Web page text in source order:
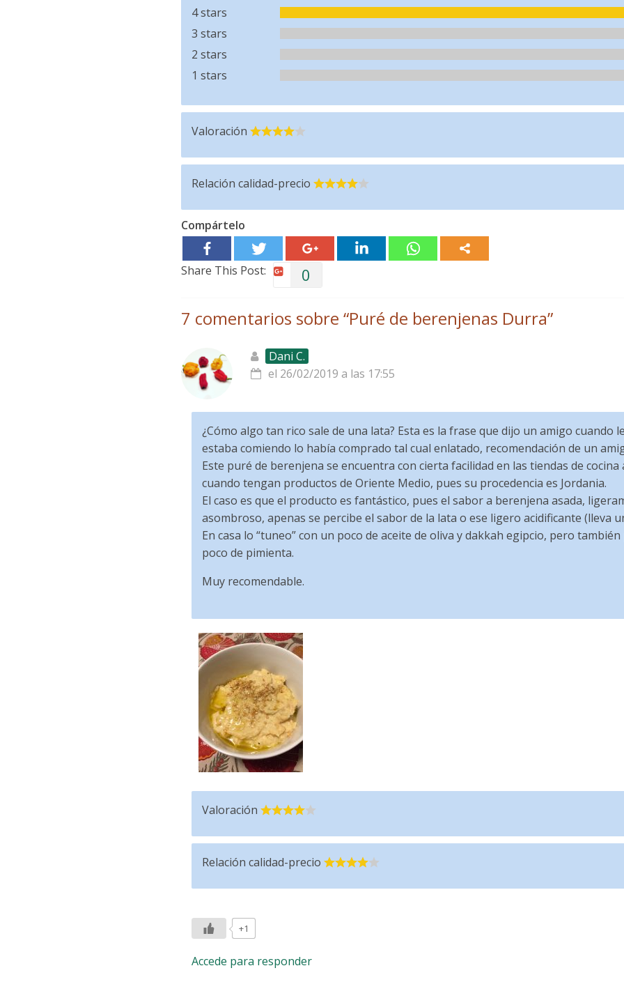
4 stars
3 stars
2 stars
1 stars
Valoración
Relación calidad-precio
Compártelo
Share This Post: 0
7 comentarios sobre “Puré de berenjenas Durra”
Dani C.
el 26/02/2019 a las 17:55
¿Cómo algo tan rico sale de una lata? Esta es la frase que dijo un amigo cuando
estaba comiendo lo había comprado tal cual enlatado, recomendación de un
Este puré de berenjena se encuentra con cierta facilidad en las tiendas de cocina
cuando tengan productos de Oriente Medio, pues su procedencia es Jordania.
El caso es que el producto es fantástico, pues el sabor a berenjena asada,
asombroso, apenas se percibe el sabor de la lata o ese ligero acidificante (lleva
En casa lo “tuneo” con un poco de aceite de oliva y dakkah egipcio, pero
poco de pimienta.
Muy recomendable.
Valoración
Relación calidad-precio
+1
Accede para responder